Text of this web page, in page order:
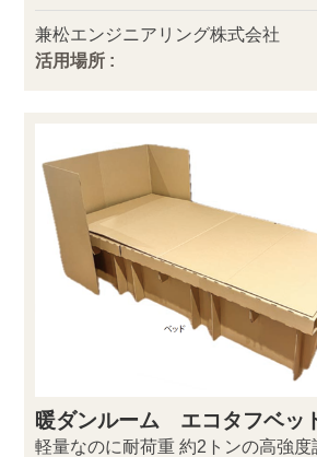
兼松エンジニアリング株式会社
活用場所 :
暖ダンルーム エコタフベッ
軽量なのに耐荷重 約2トンの高強